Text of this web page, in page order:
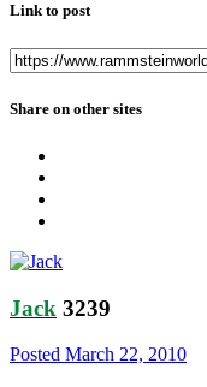
Link to post
Share on other sites
Jack 3239
Posted March 22, 2010